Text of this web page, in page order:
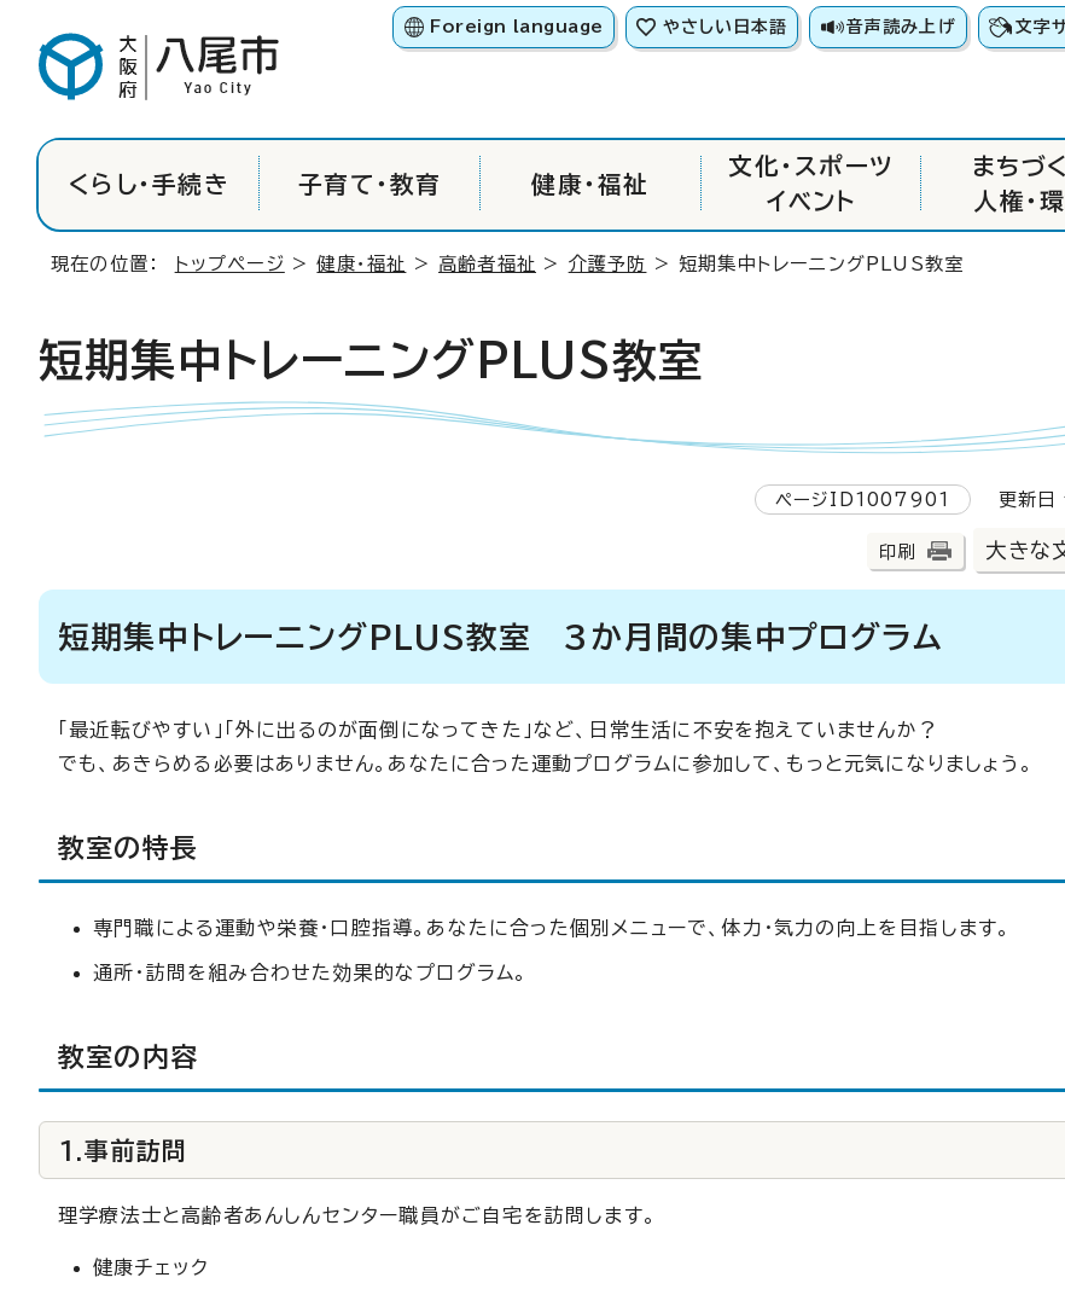
Foreign language やさしい日本語 音声読み上げ 文字
くらし・手続き 子育て・教育 健康・福祉
文化・スポーツ
イベント
まちづ
人権・
現在の位置： トップページ >健康・福祉 > 高齢者福祉 > 介護予防 > 短期集中トレーニングPLUS教室
短期集中トレーニングPLUS教室
ページID1007901 更新日
印刷 大きな
短期集中トレーニングPLUS教室 3か月間の集中プログラム
「最近転びやすい」「外に出るのが面倒になってきた」など、日常生活に不安を抱えていませんか？
でも、あきらめる必要はありません。あなたに合った運動プログラムに参加して、もっと元気になりましょう。
教室の特長
専門職による運動や栄養・口腔指導。あなたに合った個別メニューで、体力・気力の向上を目指します。
通所・訪問を組み合わせた効果的なプログラム。
教室の内容
1.事前訪問
理学療法士と高齢者あんしんセンター職員がご自宅を訪問します。
健康チェック